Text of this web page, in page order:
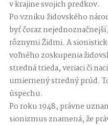
v krajine svojich predkov.
Po vzniku židovského
byť čoraz
rôznymi Židmi. A
voľného zoskupenia
stredná trieda, veriaci či
umiernený stredný prúd.
úspechu.
Po roku 1948, právne
sionizmus znamená, že